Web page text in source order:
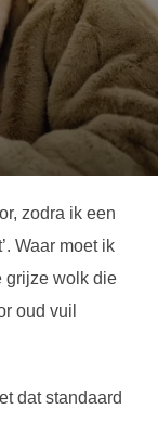
zodra ik een
Waar moet ik
grijze wolk die
oud vuil
dat standaard